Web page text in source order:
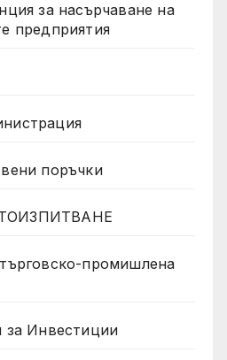
за насърчаване на
предприятия
поръчки
промишлена
за Инвестиции